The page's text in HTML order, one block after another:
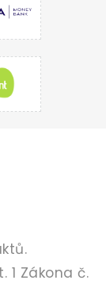
1 Zákona č.